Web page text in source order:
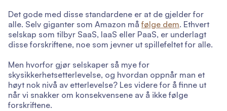
Det gode med disse standardene er at de gjelder for
alle. Selv giganter som Amazon måfølge dem. Ethvert
selskap som tilbyr SaaS, IaaS eller PaaS, er underlagt
disse forskriftene, noe som jevner ut spillefeltet for alle.
Men hvorfor gjør selskaper så mye for
skysikkerhetsetterlevelse, og hvordan oppnår man et
høyt nok nivå av etterlevelse? Les videre for å finne ut
når vi snakker om konsekvensene av å ikke følge
forskriftene.